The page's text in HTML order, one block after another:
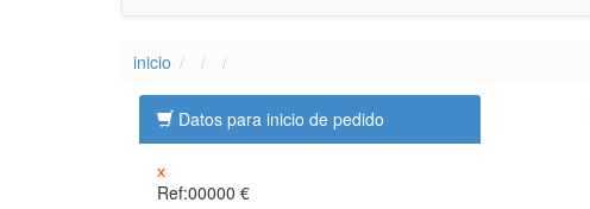
inicio
Datos para inicio de pedido
x
Ref:00000 €